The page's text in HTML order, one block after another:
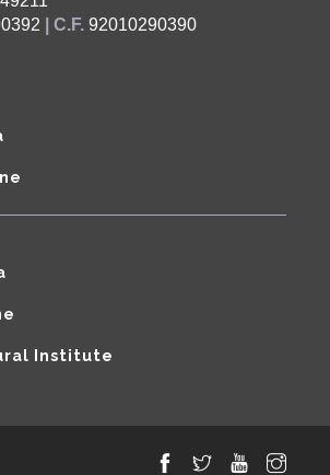
| C.F. 92010290390
Institute